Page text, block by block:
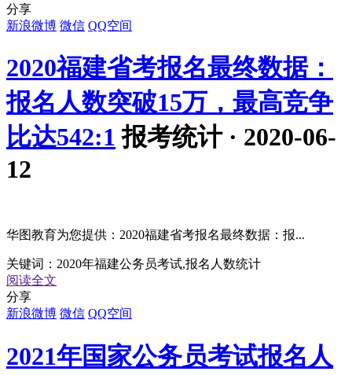
分享
新浪微博 微信 QQ空间
2020福建省考报名最终数据：
报名人数突破15万，最高竞争
比达542:1 报考统计 · 2020-06-
12
华图教育为您提供：2020福建省考报名最终数据：报...
关键词： 2020年福建公务员考试,报名人数统计
阅读全文
分享
新浪微博 微信 QQ空间
2021年国家公务员考试报名人